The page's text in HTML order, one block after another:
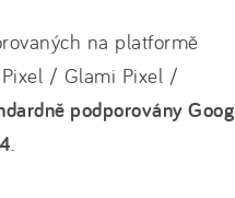
na platformě
/ Glami Pixel /
podporovány
.